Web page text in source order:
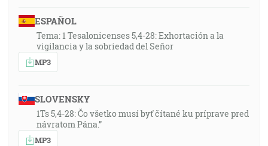
ESPAÑOL
Tema: 1 Tesalonicenses 5,4-28: Exhortación a la
vigilancia y la sobriedad del Señor
MP3
SLOVENSKY
1Ts 5,4-28: Čo všetko musí byť čítané ku príprave pred
návratom Pána.”
MP3